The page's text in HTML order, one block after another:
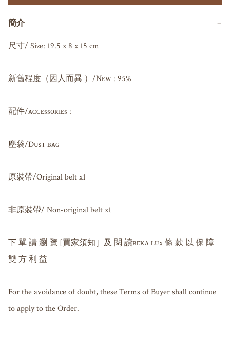
簡介 −
尺寸/ Size: 19.5 x 8 x 15 cm
新舊程度（因人而異 ）/Nᴇᴡ : 95%
配件/ᴀᴄᴄᴇssᴏʀɪᴇs :
塵袋/Dᴜsᴛ ʙᴀɢ
原裝帶/Original belt x1
非原裝帶/ Non-original belt x1
下 單 請 瀏 覽 [買家須知］及 閱 讀ʙᴇᴋᴀ ʟᴜx 條 款 以 保 障
雙 方 利 益
For the avoidance of doubt, these Terms of Buyer shall continue
to apply to the Order.